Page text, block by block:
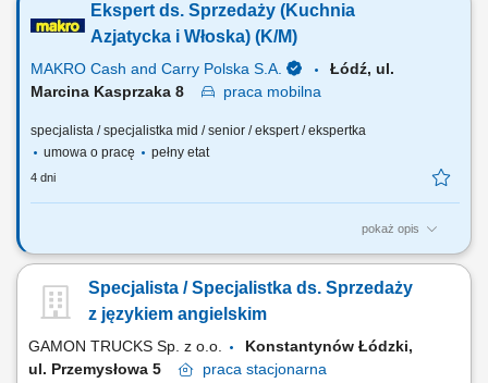
Ekspert ds. Sprzedaży (Kuchnia
Azjatycka i Włoska) (K/M)
MAKRO Cash and Carry Polska S.A.
Łódź, ul.
Marcina Kasprzaka 8
praca mobilna
specjalista / specjalistka mid / senior / ekspert / ekspertka
umowa o pracę
pełny etat
4 dni
pokaż opis
Do Twoich głównych zadań będzie należało: Pozyskiwanie nowych
produktów premium z klientami serwującymi dania kuchni azjatyckiej i
włoskiej. Identyfikacja potrzeb klientów oraz profesjonalne doradztwo w
Specjalista / Specjalistka ds. Sprzedaży
z językiem angielskim
GAMON TRUCKS Sp. z o.o.
Konstantynów Łódzki,
ul. Przemysłowa 5
praca stacjonarna